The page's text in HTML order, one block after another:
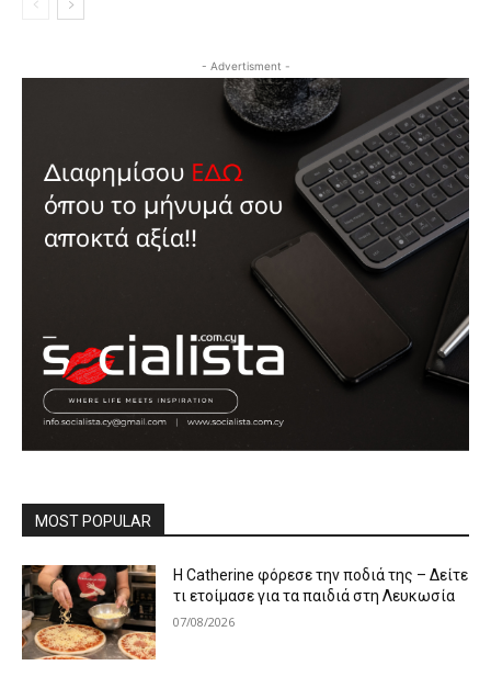
- Advertisment -
MOST POPULAR
Η Catherine φόρεσε την ποδιά της – Δείτε
τι ετοίμασε για τα παιδιά στη Λευκωσία
07/08/2026